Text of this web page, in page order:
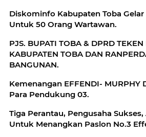
Diskominfo Kabupaten Toba Gelar
Untuk 50 Orang Wartawan.
PJS. BUPATI TOBA & DPRD TEKEN RAPBD 2025
KABUPATEN TOBA DAN
BANGUNAN.
Kemenangan EFFENDI- MURPHY
Para Pendukung 03.
Tiga Perantau, Pengusaha Sukses,
Untuk Menangkan Paslon No.3